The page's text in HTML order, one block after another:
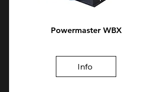
Powermaster WBX
Info